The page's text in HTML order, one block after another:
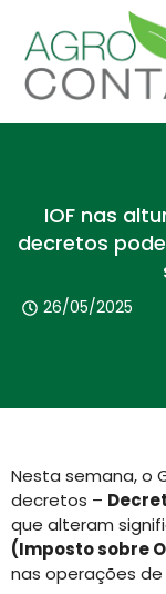
IOF nas
decretos
26/05/2025
Nesta semana, o
decretos –
que alteram
(Imposto sobre
nas operações